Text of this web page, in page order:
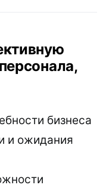
бизнеса
и ожидания